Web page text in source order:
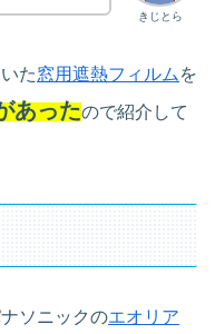
きじとら
た窓用遮熱フィルム を
あったので紹介して
ソニックのエオリア